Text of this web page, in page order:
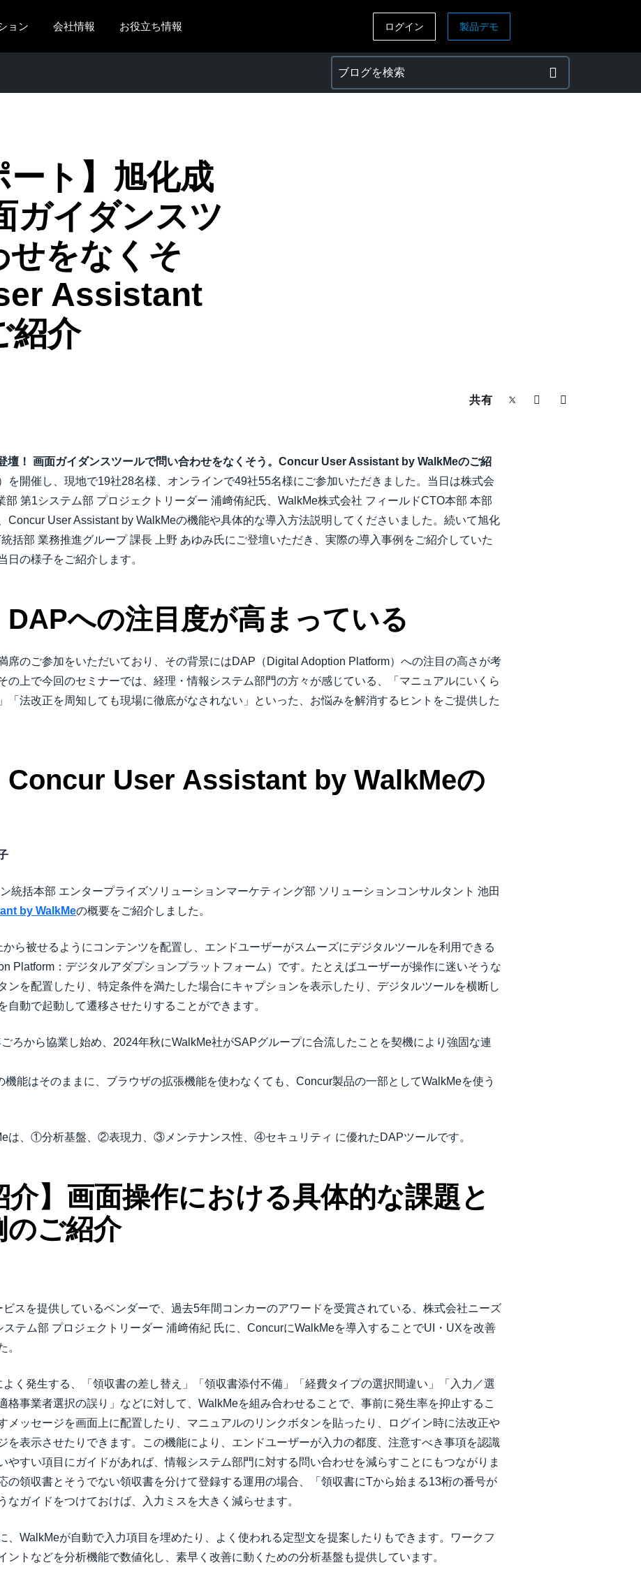
ョン 会社情報 お役立ち情報
Canada (Français)
México (Español)
Brasil (Português)
ASIA PACIFIC
ログイン 製品デモ
ート】旭化成
ガイダンスツ
せをなくそ
Assistant
紹介
共有
壇！ 画面ガイダンスツールで問い合わせをなくそう。Concur User Assistant by WalkMeのご紹
を開催し、現地で19社28名様、オンラインで49社55名様にご参加いただきました。当日は株式会
部 第1システム部 プロジェクトリーダー 浦﨑侑紀氏、WalkMe株式会社 フィールドCTO本部 本部
Concur User Assistant by WalkMeの機能や具体的な導入方法説明してくださいました。続いて旭化
括部 業務推進グループ 課長 上野 あゆみ氏にご登壇いただき、実際の導入事例をご紹介していた
日の様子をご紹介します。
DAPへの注目度が高まっている
席のご参加をいただいており、その背景にはDAP（Digital Adoption Platform）への注目の高さが考
の上で今回のセミナーでは、経理・情報システム部門の方々が感じている、「マニュアルにいくら
「法改正を周知しても現場に徹底がなされない」といった、お悩みを解消するヒントをご提供した
Concur User Assistant by WalkMeの
統括本部 エンタープライズソリューションマーケティング部 ソリューションコンサルタント 池田
by WalkMeの概要をご紹介しました。
ら被せるようにコンテンツを配置し、エンドユーザーがスムーズにデジタルツールを利用できる
Platform：デジタルアダプションプラットフォーム）です。たとえばユーザーが操作に迷いそうな
ンを配置したり、特定条件を満たした場合にキャプションを表示したり、デジタルツールを横断し
自動で起動して遷移させたりすることができます。
ろから協業し始め、2024年秋にWalkMe社がSAPグループに合流したことを契機により強固な連
機能はそのままに、ブラウザの拡張機能を使わなくても、Concur製品の一部としてWalkMeを使う
は、①分析基盤、②表現力、③メンテナンス性、④セキュリティ に優れたDAPツールです。
介】画面操作における具体的な課題と
のご紹介
スを提供しているベンダーで、過去5年間コンカーのアワードを受賞されている、株式会社ニーズ
テム部 プロジェクトリーダー 浦﨑侑紀 氏に、ConcurにWalkMeを導入することでUI・UXを改善
。
く発生する、「領収書の差し替え」「領収書添付不備」「経費タイプの選択間違い」「入力／選
格事業者選択の誤り」などに対して、WalkMeを組み合わせることで、事前に発生率を抑止するこ
メッセージを画面上に配置したり、マニュアルのリンクボタンを貼ったり、ログイン時に法改正や
を表示させたりできます。この機能により、エンドユーザーが入力の都度、注意すべき事項を認識
やすい項目にガイドがあれば、情報システム部門に対する問い合わせを減らすことにもつながりま
の領収書とそうでない領収書を分けて登録する運用の場合、「領収書にTから始まる13桁の番号が
なガイドをつけておけば、入力ミスを大きく減らせます。
、WalkMeが自動で入力項目を埋めたり、よく使われる定型文を提案したりもできます。ワークフ
ントなどを分析機能で数値化し、素早く改善に動くための分析基盤も提供しています。